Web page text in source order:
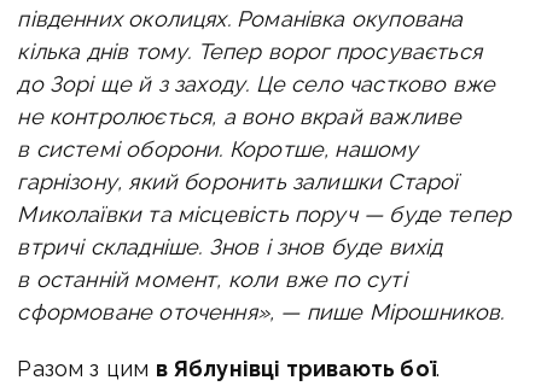
південних околицях. Романівка окупована
кілька днів тому. Тепер ворог просувається
до Зорі ще й з заходу. Це село частково вже
не контролюється, а воно вкрай важливе
в системі оборони. Коротше, нашому
гарнізону, який боронить залишки Старої
Миколаївки та місцевість поруч — буде тепер
втричі складніше. Знов і знов буде вихід
в останній момент, коли вже по суті
сформоване оточення», — пише Мірошников.
Разом з цим в Яблунівці тривають бої.